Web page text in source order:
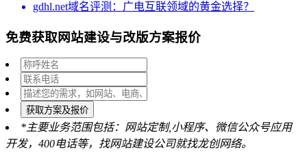
gdhl.net域名评测：广电互联领域的黄金选择？
免费获取网站建设与改版方案报价
获取方案及报价
*主要业务范围包括：网站定制,小程序、微信公众号应用
开发，400电话等，找网站建设公司就找龙创网络。